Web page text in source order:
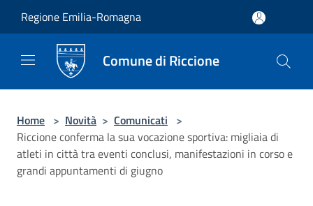
Regione Emilia-Romagna
Comune di Riccione
Home > Novità > Comunicati >
Riccione conferma la sua vocazione sportiva: migliaia di
atleti in città tra eventi conclusi, manifestazioni in corso e
grandi appuntamenti di giugno